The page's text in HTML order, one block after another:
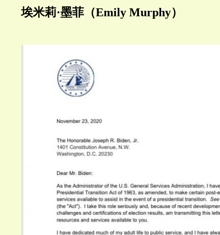
埃米莉·墨菲（Emily Murphy）